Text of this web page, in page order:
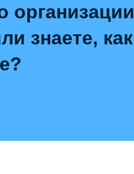
организации
знаете, как